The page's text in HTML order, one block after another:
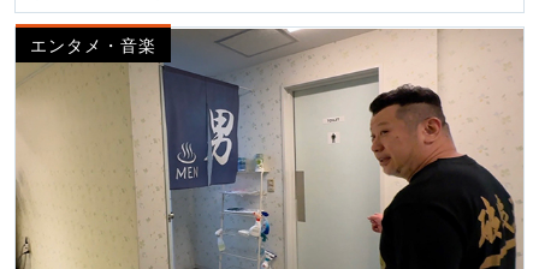
エンタメ・音楽